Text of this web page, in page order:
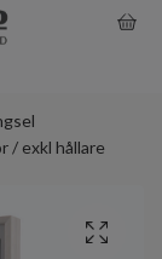
/ exkl hållare